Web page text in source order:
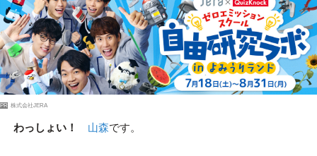
PR 株式会社JERA
わっしょい！ 山森です。